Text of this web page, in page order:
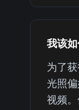
我该
为了
光照
视频